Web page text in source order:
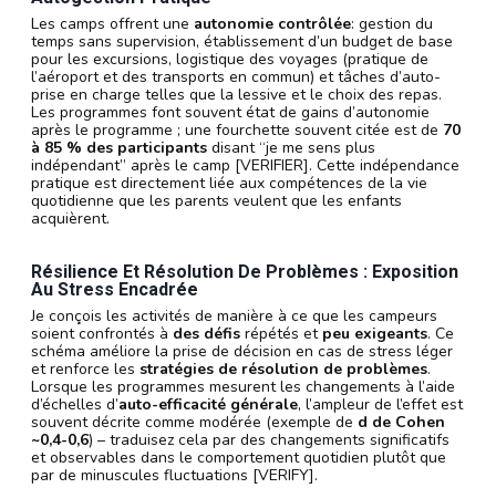
Les camps offrent une autonomie contrôlée: gestion du
temps sans supervision, établissement d’un budget de base
pour les excursions, logistique des voyages (pratique de
l’aéroport et des transports en commun) et tâches d’auto-
prise en charge telles que la lessive et le choix des repas.
Les programmes font souvent état de gains d’autonomie
après le programme ; une fourchette souvent citée est de 70
à 85 % des participants disant “je me sens plus
indépendant” après le camp [VERIFIER]. Cette indépendance
pratique est directement liée aux compétences de la vie
quotidienne que les parents veulent que les enfants
acquièrent.
Résilience Et Résolution De Problèmes : Exposition
Au Stress Encadrée
Je conçois les activités de manière à ce que les campeurs
soient confrontés à des défis répétés et peu exigeants. Ce
schéma améliore la prise de décision en cas de stress léger
et renforce les stratégies de résolution de problèmes.
Lorsque les programmes mesurent les changements à l’aide
d’échelles d’auto-efficacité générale, l’ampleur de l’effet est
souvent décrite comme modérée (exemple de d de Cohen
~0,4-0,6) – traduisez cela par des changements significatifs
et observables dans le comportement quotidien plutôt que
par de minuscules fluctuations [VERIFY].